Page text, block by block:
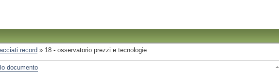
record » 18 - osservatorio prezzi e tecnologie
documento